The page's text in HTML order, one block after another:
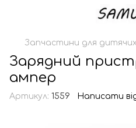
Запчастини для дитячих
Зарядний
ампер
Артикул: 1559 Написати